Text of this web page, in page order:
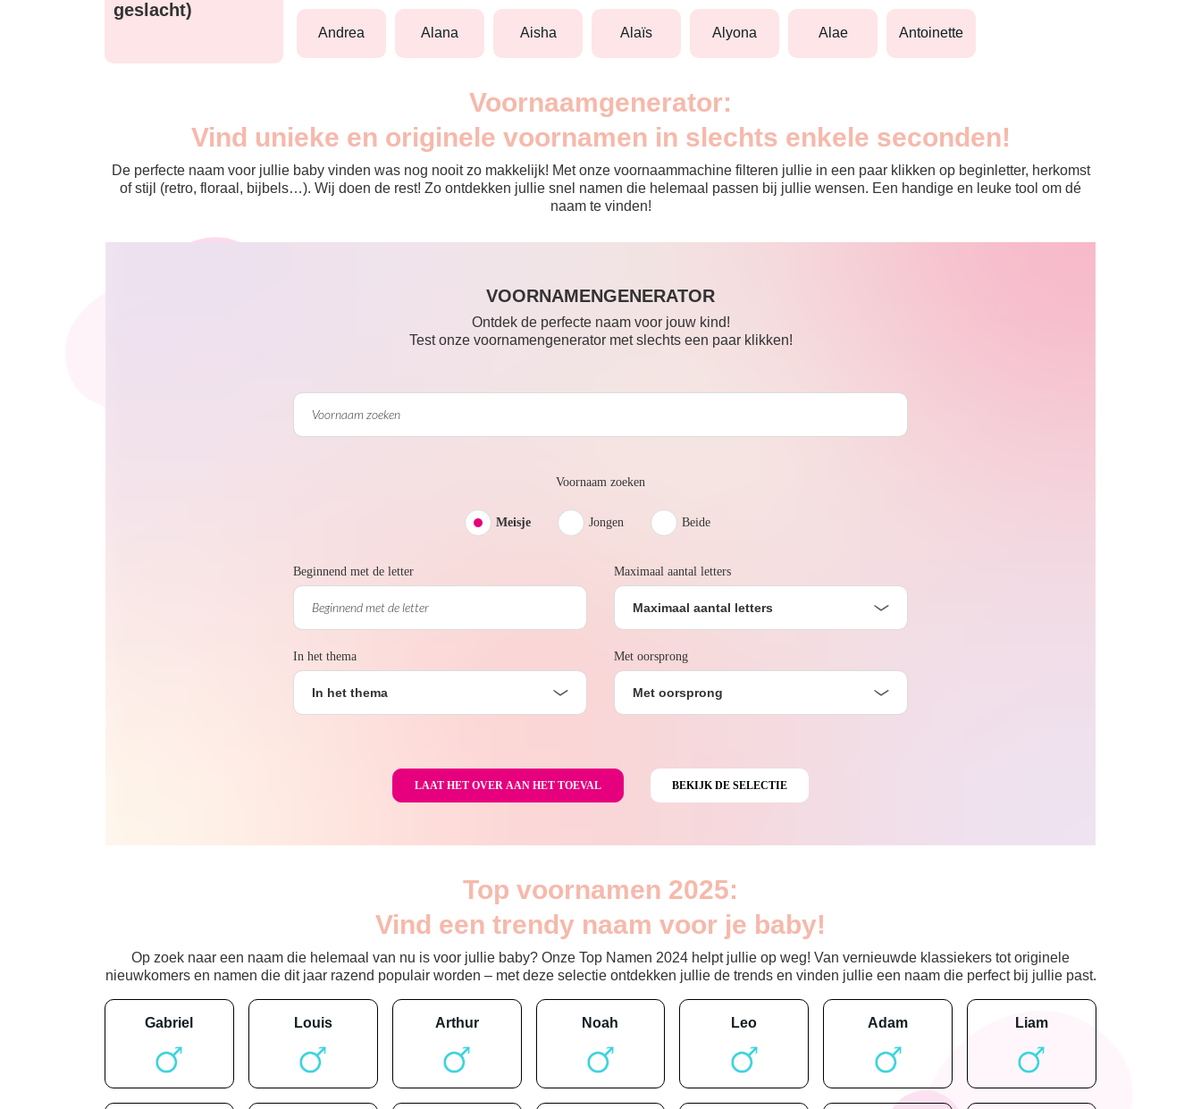
geslacht)
andrea alana aisha alaïs alyona alae antoinette
Voornaamgenerator:
Vind unieke en originele voornamen in slechts enkele seconden!
De perfecte naam voor jullie baby vinden was nog nooit zo makkelijk! Met onze voornaammachine filteren jullie in een paar klikken op beginletter, herkomst
of stijl (retro, floraal, bijbels…). Wij doen de rest! Zo ontdekken jullie snel namen die helemaal passen bij jullie wensen. Een handige en leuke tool om dé
naam te vinden!
VOORNAMENGENERATOR
Ontdek de perfecte naam voor jouw kind!
Test onze voornamengenerator met slechts een paar klikken!
Voornaam zoeken
Meisje Jongen Beide
Beginnend met de letter Maximaal aantal letters
Maximaal aantal letters
In het thema
In het thema
Met oorsprong
Met oorsprong
Top voornamen 2025:
Vind een trendy naam voor je baby!
Op zoek naar een naam die helemaal van nu is voor jullie baby? Onze Top Namen 2024 helpt jullie op weg! Van vernieuwde klassiekers tot originele
nieuwkomers en namen die dit jaar razend populair worden – met deze selectie ontdekken jullie de trends en vinden jullie een naam die perfect bij jullie past.
gabriel louis arthur noah leo adam liam